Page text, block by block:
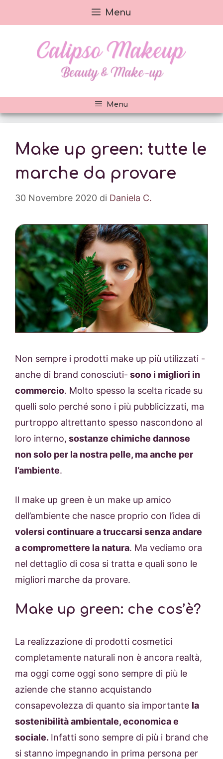
al
Menu
Menu
Make up green: tutte le
marche da provare
30 Novembre 2020 di Daniela C.
Non sempre i prodotti make up più utilizzati -
anche di brand conosciuti- sono i migliori in
commercio. Molto spesso la scelta ricade su
quelli solo perché sono i più pubblicizzati, ma
purtroppo altrettanto spesso nascondono al
loro interno, sostanze chimiche dannose
non solo per la nostra pelle, ma anche per
l’ambiente.
Il make up green è un make up amico
dell’ambiente che nasce proprio con l’idea di
volersi continuare a truccarsi senza andare
a compromettere la natura. Ma vediamo ora
nel dettaglio di cosa si tratta e quali sono le
migliori marche da provare.
Make up green: che cos’è?
La realizzazione di prodotti cosmetici
completamente naturali non è ancora realtà,
ma oggi come oggi sono sempre di più le
aziende che stanno acquistando
consapevolezza di quanto sia importante la
sostenibilità ambientale, economica e
sociale. Infatti sono sempre di più i brand che
si stanno impegnando in prima persona per